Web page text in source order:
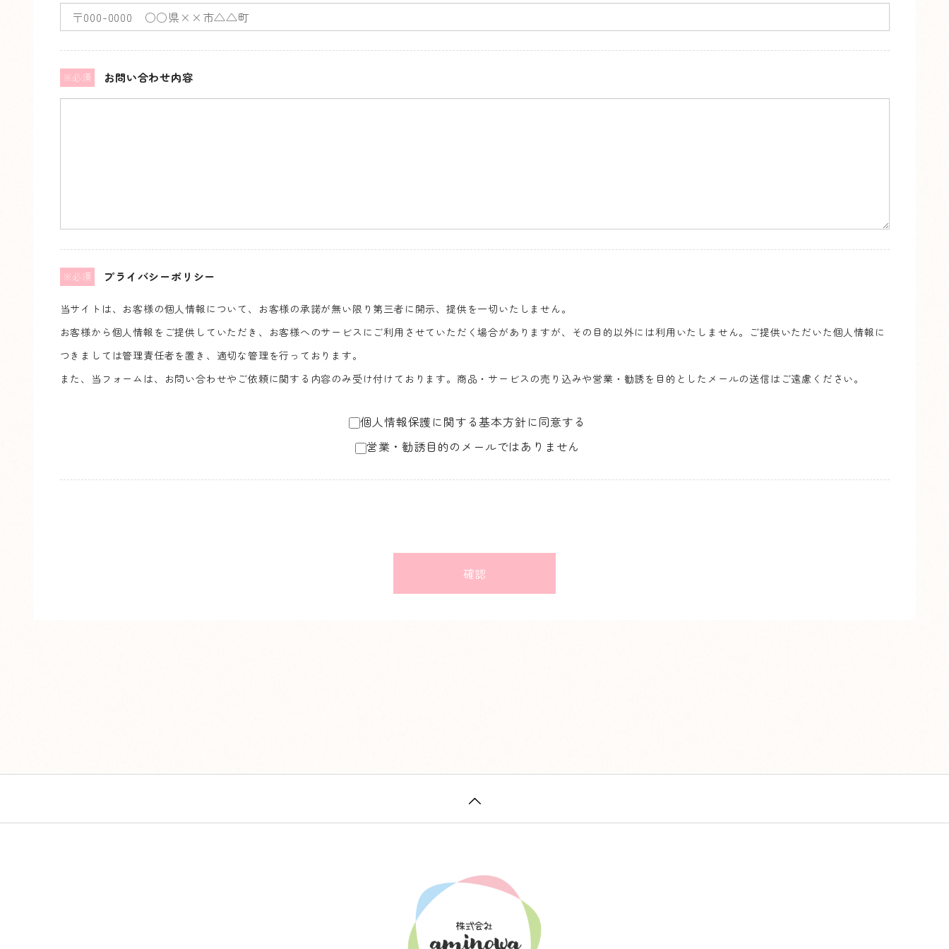
お問い合わせ内容
※必須
プライバシーポリシー
※必須
当サイトは、お客様の個人情報について、お客様の承諾が無い限り第三者に開示、提供を一切いたしません。
お客様から個人情報をご提供していただき、お客様へのサービスにご利用させていただく場合がありますが、その目的以外には利用いたしません。ご提供いただいた個人情報に
つきましては管理責任者を置き、適切な管理を行っております。
また、当フォームは、お問い合わせやご依頼に関する内容のみ受け付けております。商品・サービスの売り込みや営業・勧誘を目的としたメールの送信はご遠慮ください。
個人情報保護に関する基本方針に同意する
営業・勧誘目的のメールではありません
確認